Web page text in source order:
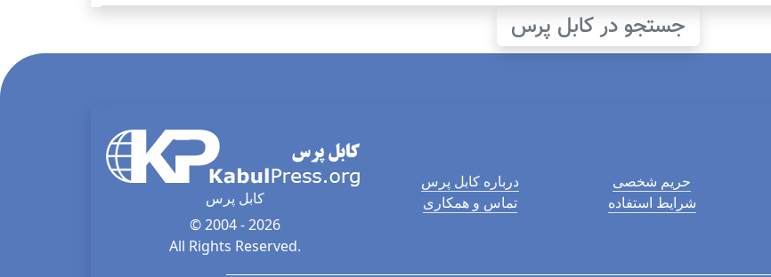
جستجو در کابل پرس
کابل پرس
© 2004 - 2026
All Rights Reserved.
درباره کابل پرس
تماس و همکاری
حریم شخصی
شرایط استفاده